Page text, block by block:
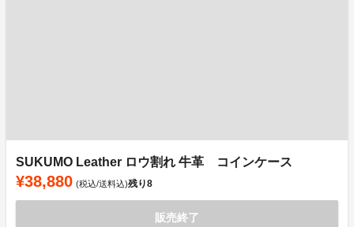
SUKUMO Leather ロウ割れ 牛革 コインケース
¥38,880 (税込/送料込)残り8
販売終了